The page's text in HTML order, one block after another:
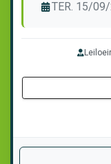
TER. 15/